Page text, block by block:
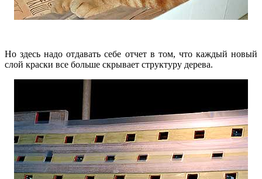
Но здесь надо отдавать себе отчет в том, что каждый новый
слой краски все больше скрывает структуру дерева.